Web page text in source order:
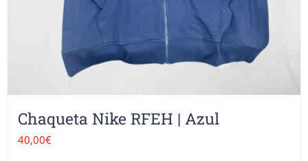
de
producto
Chaqueta Nike RFEH | Azul
40,00€